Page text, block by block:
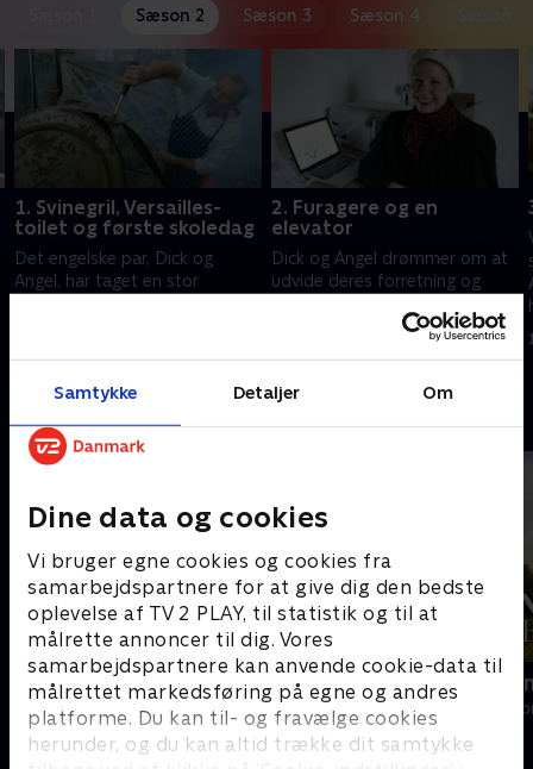
Samtykke Detaljer Om
Dine data og cookies
Vi bruger egne cookies og cookies fra
samarbejdspartnere for at give dig den bedste
oplevelse af TV 2 PLAY, til statistik og til at
målrette annoncer til dig. Vores
samarbejdspartnere kan anvende cookie-data til
målrettet markedsføring på egne og andres
platforme. Du kan til- og fravælge cookies
herunder, og du kan altid trække dit samtykke
Sæson 2 Sæson 3 Sæson 4
1. Svinegril, Versailles-
toilet og første skoledag
Det engelske par, Dick og
Angel, har taget en stor
11. maj 2017 • 47 min
2. Furagere og en
elevator
Dick og Angel drømmer om at
udvide deres forretning og
at fiske i voldgraven, men vil
22. maj 2017 • 41 min
Andre så også
Linde på Langeland
Livsstil • 5 sæsoner
Franske
Livsstil • 6